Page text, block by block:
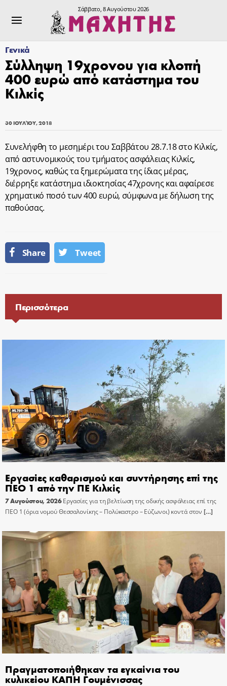
Σάββατο, 8 Αυγούστου 2026
Γενικά
Σύλληψη 19χρονου για κλοπή
400 ευρώ από κατάστημα του
Κιλκίς
30 ΙΟΥΛΊΟΥ, 2018
Συνελήφθη το μεσημέρι του Σαββάτου 28.7.18 στο Κιλκίς,
από αστυνομικούς του τμήματος ασφάλειας Κιλκίς,
19χρονος, καθώς τα ξημερώματα της ίδιας μέρας,
διέρρηξε κατάστημα ιδιοκτησίας 47χρονης και αφαίρεσε
χρηματικό ποσό των 400 ευρώ, σύμφωνα με δήλωση της
παθούσας.
Share Tweet
Περισσότερα
Εργασίες καθαρισμού και συντήρησης επί της
ΠΕΟ 1 από την ΠΕ Κιλκίς
7 Αυγούστου, 2026 Εργασίες για τη βελτίωση της οδικής ασφάλειας επί της
ΠΕΟ 1 (όρια νομού Θεσσαλονίκης – Πολύκαστρο – Εύζωνοι) κοντά στον […]
Πραγματοποιήθηκαν τα εγκαίνια του
κυλικείου ΚΑΠΗ Γουμένισσας